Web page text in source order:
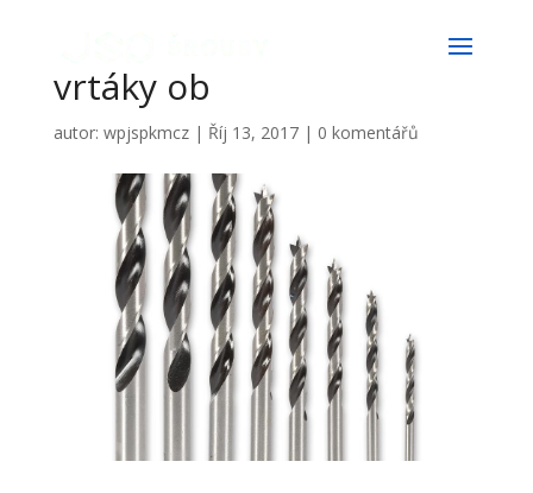
vrtáky ob
autor: wpjspkmcz| Říj 13, 2017| 0 komentářů